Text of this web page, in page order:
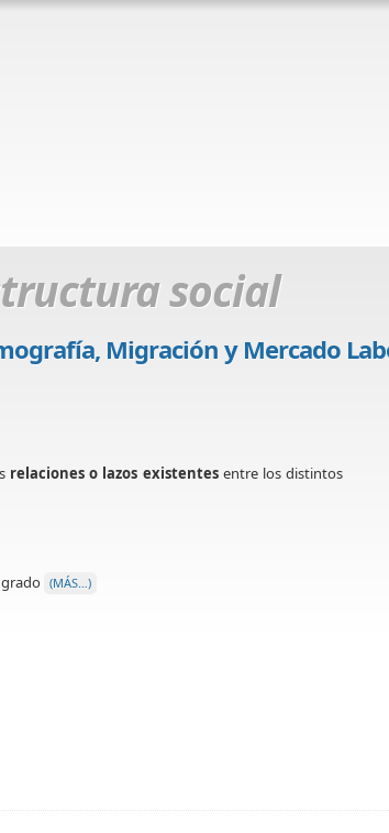
social
Migración y Mercado
relaciones o lazos existentesentre los distintos
(MÁS…)